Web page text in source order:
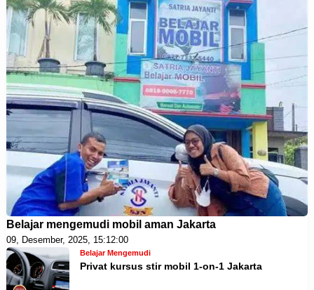
Belajar mengemudi mobil aman Jakarta
09, Desember, 2025, 15:12:00
Belajar Mengemudi
Privat kursus stir mobil 1-on-1 Jakarta